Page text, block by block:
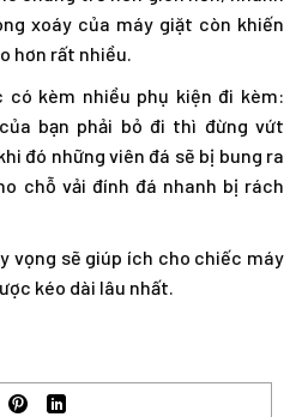
xoáy của máy giặt còn khiến
hơn rất nhiều.
có kèm nhiều phụ kiện đi kèm:
bạn phải bỏ đi thì đừng vứt
đó những viên đá sẽ bị bung ra
chỗ vải đính đá nhanh bị rách
vọng sẽ giúp ích cho chiếc máy
kéo dài lâu nhất.